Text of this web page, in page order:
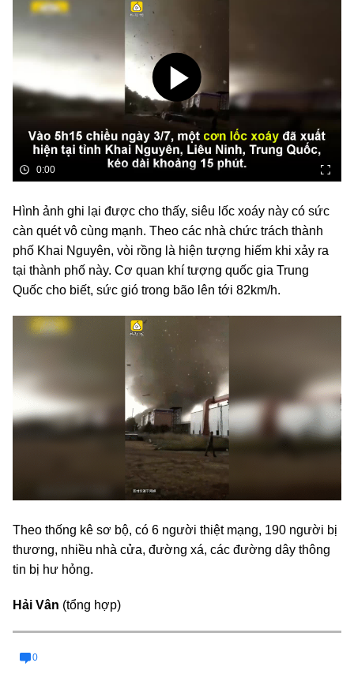
0:00
Hình ảnh ghi lại được cho thấy, siêu lốc xoáy này có sức
càn quét vô cùng mạnh. Theo các nhà chức trách thành
phố Khai Nguyên, vòi rồng là hiện tượng hiếm khi xảy ra
tại thành phố này. Cơ quan khí tượng quốc gia Trung
Quốc cho biết, sức gió trong bão lên tới 82km/h.
Theo thống kê sơ bộ, có 6 người thiệt mạng, 190 người bị
thương, nhiều nhà cửa, đường xá, các đường dây thông
tin bị hư hỏng.
Hải Vân (tổng hợp)
0